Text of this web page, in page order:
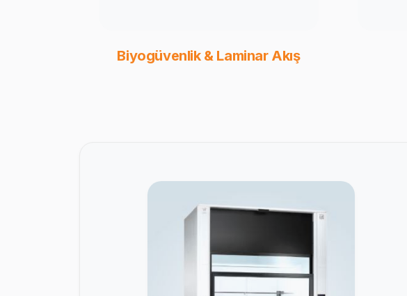
Biyogüvenlik & Laminar Akış